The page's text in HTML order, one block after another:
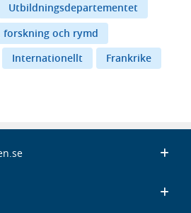
Utbildningsdepartementet
forskning och rymd
Internationellt Frankrike